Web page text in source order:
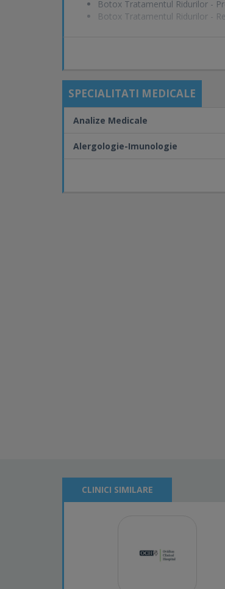
Botox Tratamentul Ridurilor -
Botox Tratamentul Ridurilor -
SPECIALITATI MEDICALE
Analize Medicale
Alergologie-Imunologie
CLINICI SIMILARE